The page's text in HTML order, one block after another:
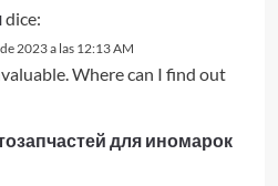
dice:
2023 a las 12:13 AM
Where can I find out
для иномарок